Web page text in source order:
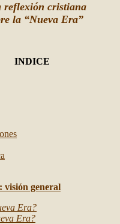
reflexión cristiana
la “Nueva Era”
INDICE
: visión general
Era?
Era?